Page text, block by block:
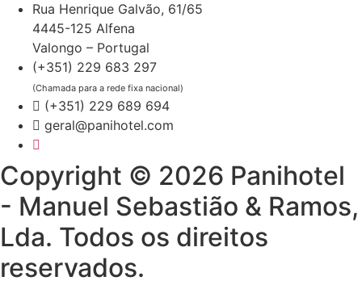
Rua Henrique Galvão, 61/65
4445-125 Alfena
Valongo – Portugal
(+351) 229 683 297
(Chamada para a rede fixa nacional)
(+351) 229 689 694
geral@panihotel.com
Copyright © 2026 Panihotel
- Manuel Sebastião & Ramos,
Lda. Todos os direitos
reservados.